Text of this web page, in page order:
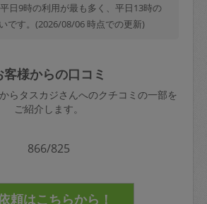
日9時の利用が最も多く、平日13時の
です。(2026/08/06 時点での更新)
客様からの口コミ
らタスカジさんへのクチコミの一部を
ご紹介します。
866/825